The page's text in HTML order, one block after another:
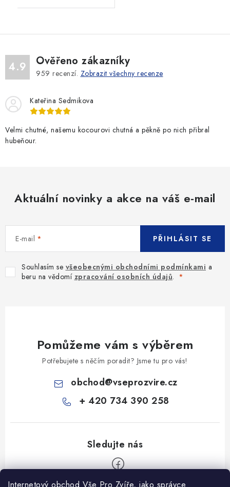
4.9 Ověřeno zákazníky
959 recenzí. Zobrazit všechny recenze
Kateřina Sedmikova
Velmi chutné, našemu kocourovi chutná a pěkně po nich přibral
hubeňour.
Aktuální novinky a akce na váš e-mail
E-mail
Souhlasím se všeobecnými obchodními podmínkami a
beru na vědomí zpracování osobních údajů.
PŘIHLÁSIT SE
Pomůžeme vám s výběrem
Potřebujete s něčím poradit? Jsme tu pro vás!
obchod@vseprozvire.cz
+ 420 734 390 258